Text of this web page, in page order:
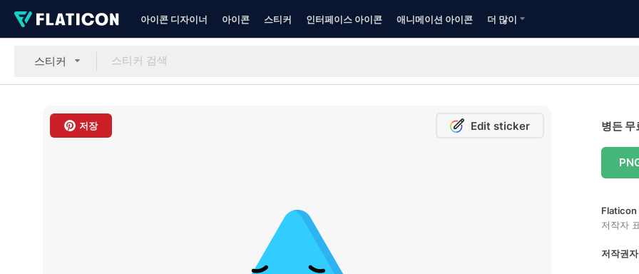
아이콘 디자이너 아이콘 스티커 인터페이스 아이콘 애니메이션 아이콘 더 많이
스티커
저장 Edit sticker 병든 무
Flaticon
저작자
저작권